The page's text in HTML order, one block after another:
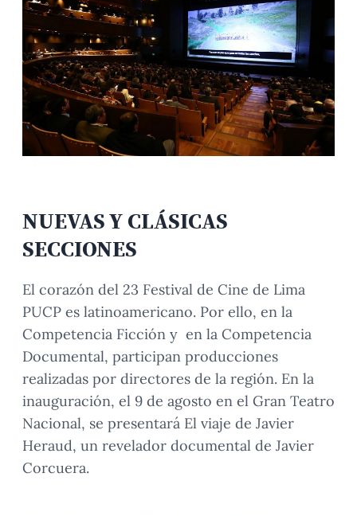
NUEVAS Y CLÁSICAS
SECCIONES
El corazón del 23 Festival de Cine de Lima
PUCP es latinoamericano. Por ello, en la
Competencia Ficción y en la Competencia
Documental, participan producciones
realizadas por directores de la región. En la
inauguración, el 9 de agosto en el Gran Teatro
Nacional, se presentará El viaje de Javier
Heraud, un revelador documental de Javier
Corcuera.